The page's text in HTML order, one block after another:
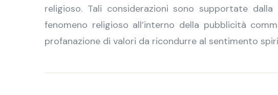
religioso. Tali considerazioni sono supportate
fenomeno religioso all’interno della pubblicità
profanazione di valori da ricondurre al sentimento